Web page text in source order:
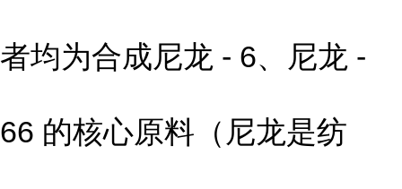
者均为合成尼龙 - 6、尼龙 -
66 的核心原料（尼龙是纺